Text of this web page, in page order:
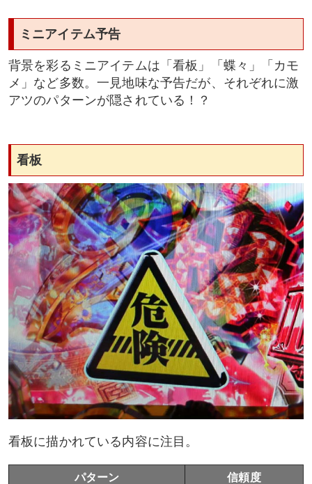
ミニアイテム予告
背景を彩るミニアイテムは「看板」「蝶々」「カモ
メ」など多数。一見地味な予告だが、それぞれに激
アツのパターンが隠されている！？
看板
看板に描かれている内容に注目。
パターン 信頼度